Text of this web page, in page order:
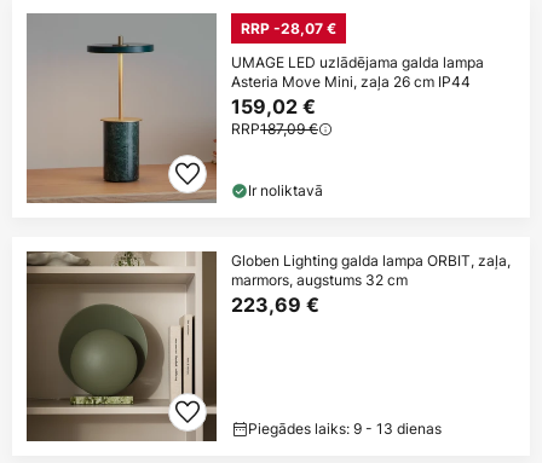
RRP -28,07 €
UMAGE LED uzlādējama galda lampa
Asteria Move Mini, zaļa 26 cm IP44
159,02 €
RRP187,09 €
Ir noliktavā
Globen Lighting galda lampa ORBIT, zaļa,
marmors, augstums 32 cm
223,69 €
Piegādes laiks: 9 - 13 dienas